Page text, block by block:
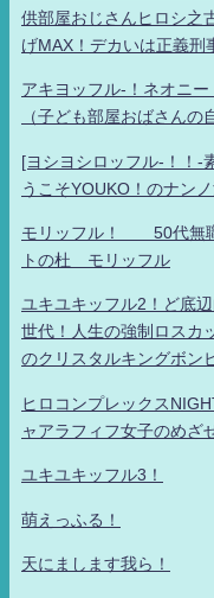
供部屋おじさんヒロシ之
げMAX！デカいは正義刑
アキヨッフル-！ネオニー
（子ども部屋おばさんの
[ヨシヨシロッフル-！！-
うこそYOUKO！のナン
モリッフル！ 50代無職
トの杜 モリッフル
ユキユキッフル2！ど底
世代！人生の強制ロスカ
のクリスタルキングボン
ヒロコンプレックス
ャアラフィフ女子のめざ
ユキユキッフル3！
萌えっふる！
天にまします我ら！